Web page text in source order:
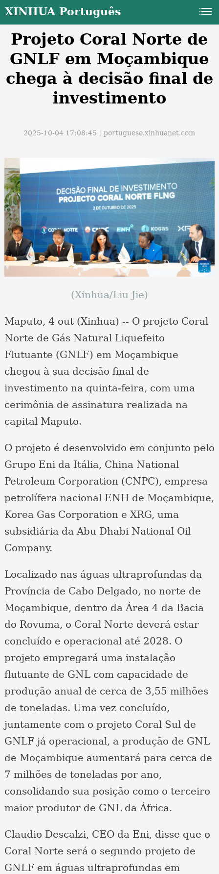
XINHUA Português
Projeto Coral Norte de
GNLF em Moçambique
chega à decisão final de
investimento
2025-10-04 17:08:45丨portuguese.xinhuanet.com
(Xinhua/Liu Jie)
Maputo, 4 out (Xinhua) -- O projeto Coral
Norte de Gás Natural Liquefeito
Flutuante (GNLF) em Moçambique
chegou à sua decisão final de
investimento na quinta-feira, com uma
cerimônia de assinatura realizada na
capital Maputo.
O projeto é desenvolvido em conjunto pelo
Grupo Eni da Itália, China National
Petroleum Corporation (CNPC), empresa
petrolífera nacional ENH de Moçambique,
Korea Gas Corporation e XRG, uma
subsidiária da Abu Dhabi National Oil
Company.
Localizado nas águas ultraprofundas da
Província de Cabo Delgado, no norte de
Moçambique, dentro da Área 4 da Bacia
do Rovuma, o Coral Norte deverá estar
concluído e operacional até 2028. O
projeto empregará uma instalação
flutuante de GNL com capacidade de
produção anual de cerca de 3,55 milhões
de toneladas. Uma vez concluído,
juntamente com o projeto Coral Sul de
GNLF já operacional, a produção de GNL
de Moçambique aumentará para cerca de
7 milhões de toneladas por ano,
consolidando sua posição como o terceiro
maior produtor de GNL da África.
Claudio Descalzi, CEO da Eni, disse que o
Coral Norte será o segundo projeto de
GNLF em águas ultraprofundas em